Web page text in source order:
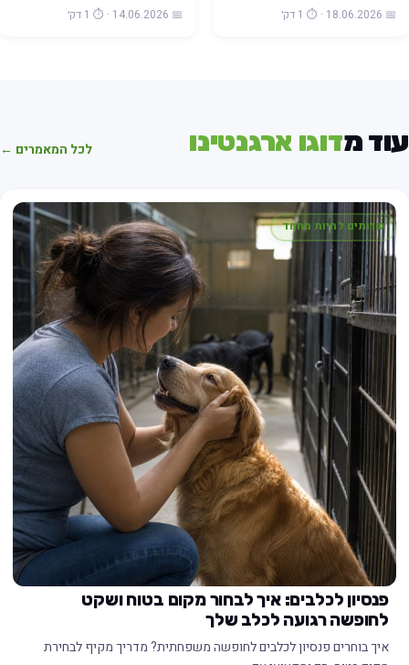
📅 18.06.2026 · ⏱️ 1 דק׳ 📅 14.06.2026 · ⏱️ 1 דק׳
מדוגו ארגנטינו לכל המאמרים ←
שרותים לחיות מחמד
פנסיון לכלבים: איך לבחור מקום בטוח ושקט
לחופשה רגועה לכלב שלך
איך בוחרים פנסיון לכלבים לחופשה משפחתית? מדריך מקיף לבחירת